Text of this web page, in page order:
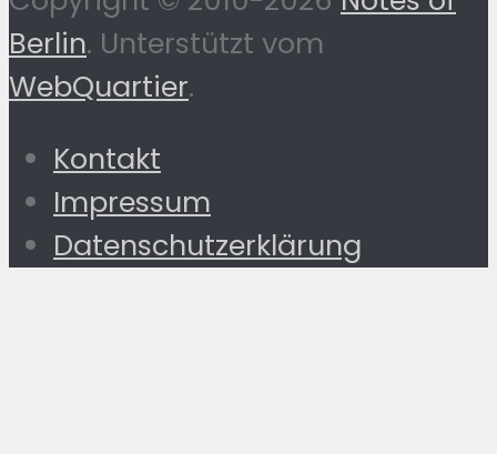
Berlin. Unterstützt vom
WebQuartier.
Kontakt
Impressum
Datenschutzerklärung